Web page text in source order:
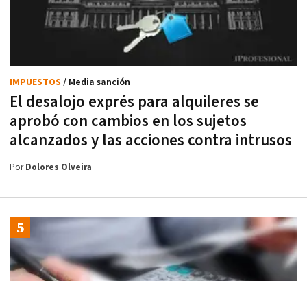
El desalojo exprés para alquileres se
aprobó con cambios en los sujetos
alcanzados y las acciones contra intrusos
IMPUESTOS / Media sanción
PorDolores Olveira